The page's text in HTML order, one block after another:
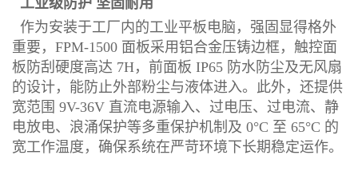
作为安装于工厂内的工业平板电脑，强固显得格外
重要，FPM-1500 面板采用铝合金压铸边框，触控面
板防刮硬度高达 7H，前面板 IP65 防水防尘及无风扇
的设计，能防止外部粉尘与液体进入。此外，还提供
宽范围 9V-36V 直流电源输入、过电压、过电流、静
电放电、浪涌保护等多重保护机制及 0°C 至 65°C 的
宽工作温度，确保系统在严苛环境下长期稳定运作。